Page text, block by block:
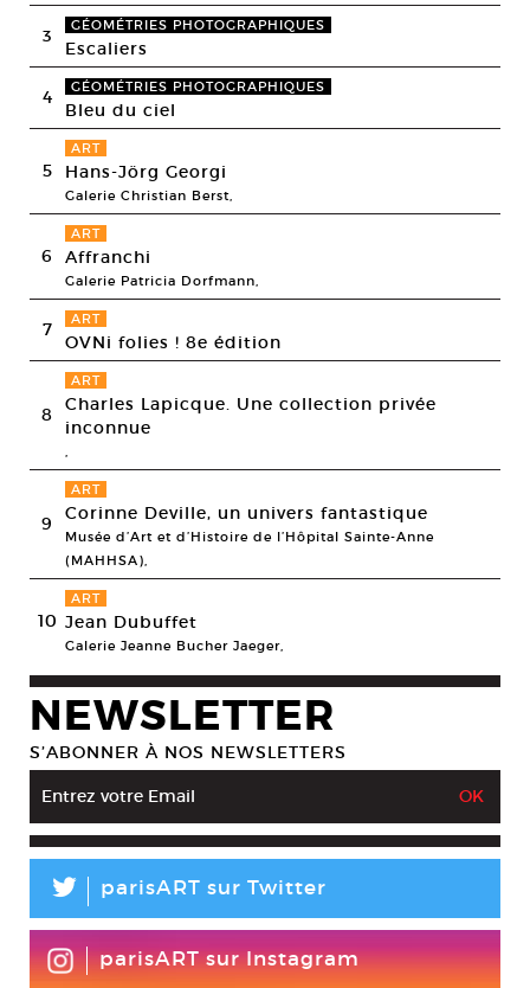
3 GÉOMÉTRIES PHOTOGRAPHIQUES
Escaliers
4 GÉOMÉTRIES PHOTOGRAPHIQUES
Bleu du ciel
5
ART
Hans-Jörg Georgi
Galerie Christian Berst,
6
ART
Affranchi
Galerie Patricia Dorfmann,
7 ART
OVNi folies ! 8e édition
8
ART
Charles Lapicque. Une collection privée
inconnue
,
9
ART
Corinne Deville, un univers fantastique
Musée d’Art et d’Histoire de l’Hôpital Sainte-Anne
(MAHHSA),
10
ART
Jean Dubuffet
Galerie Jeanne Bucher Jaeger,
NEWSLETTER
S’ABONNER À NOS NEWSLETTERS
L parisART sur Twitter
parisART sur Instagram